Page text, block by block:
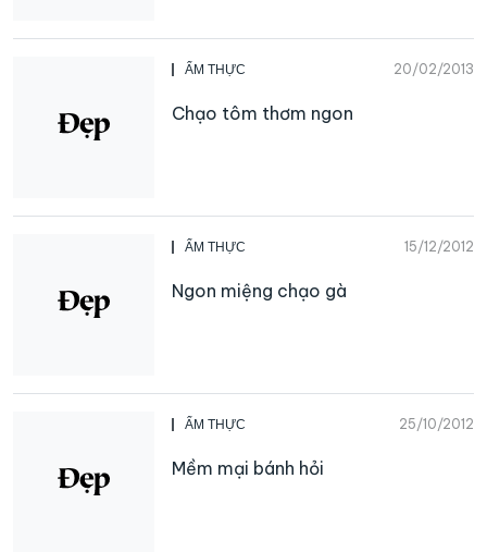
ẨM THỰC 20/02/2013
Chạo tôm thơm ngon
ẨM THỰC 15/12/2012
Ngon miệng chạo gà
ẨM THỰC 25/10/2012
Mềm mại bánh hỏi